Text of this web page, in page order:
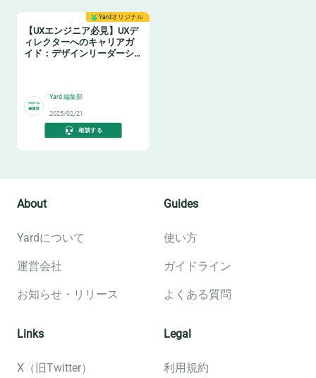
Yardオリジナル
【UXエンジニア必見】UXデ
ィレクターへのキャリアガ
イド：デザインリーダーシ
Yard 編集部
2025/02/21
相談する
About
Yardについて
運営会社
お知らせ・リリース
Guides
使い方
ガイドライン
よくある質問
Links
X（旧Twitter）
Legal
利用規約